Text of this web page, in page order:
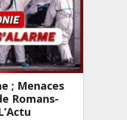
; Menaces
Romans-